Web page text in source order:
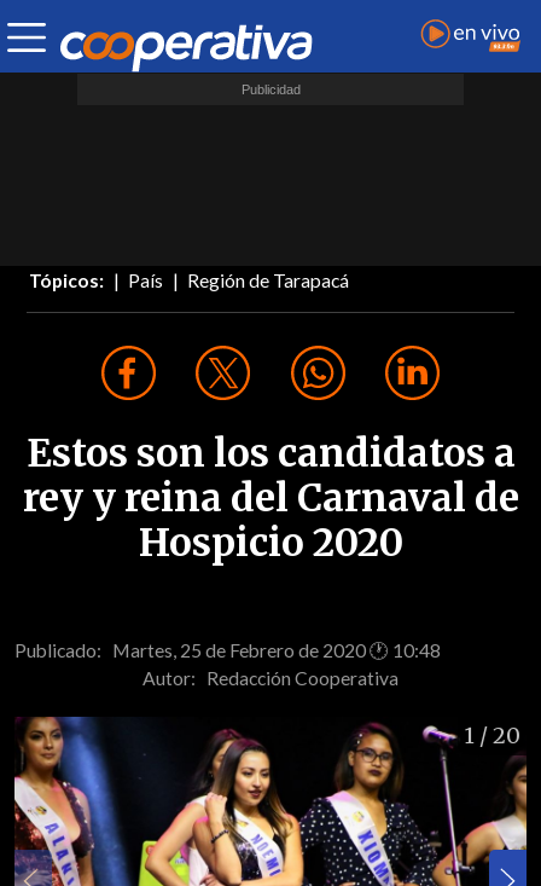
Tópicos: País Región de Tarapacá
Estos son los candidatos a
rey y reina del Carnaval de
Hospicio 2020
Publicado: Martes, 25 de Febrero de 2020 🕐 10:48
Autor: Redacción Cooperativa
1 / 20